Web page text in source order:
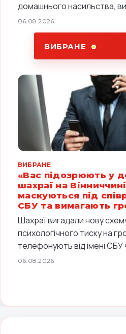
домашнього насильства,
06.08.2026
ВИБРАНЕ
ВИБРАНЕ
«Вас підозрюють у
шахраї на Вінниччині
маскуються під
СБУ та вимагають
Шахраї вигадали нову
психологічного тиску на
телефонують від імені СБУ
06.08.2026